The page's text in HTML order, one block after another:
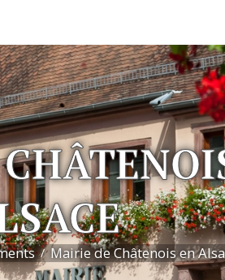
Mairie de Châtenois en